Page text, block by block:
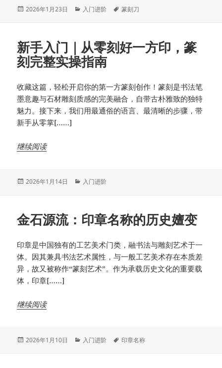
发
2026年1月23日
分
入门进阶
标
篆刻刀
新手入门｜从零刻好一方印，篆
刻完整实操指南
收藏这篇，轻松开启你的第一方篆刻创作！篆刻是书法笔
墨意趣与石材雕刻质感的完美融合，自带古朴雅致的独特
魅力。接下来，我们用最通俗的语言、最清晰的步骤，带
新手从零掌[……]
继续阅读
发
2026年1月14日
分
入门进阶
金石源流：印章名称的历史嬗变
印章是中国独有的工艺美术门类，融书法与雕刻艺术于一
体。因其兼具书法艺术属性，与一般工艺美术存在本质差
异，故又被称作“篆刻艺术”。作为承载历史文化的重要载
体，印章[……]
继续阅读
发
2026年1月10日
分
入门进阶
标
印章名称